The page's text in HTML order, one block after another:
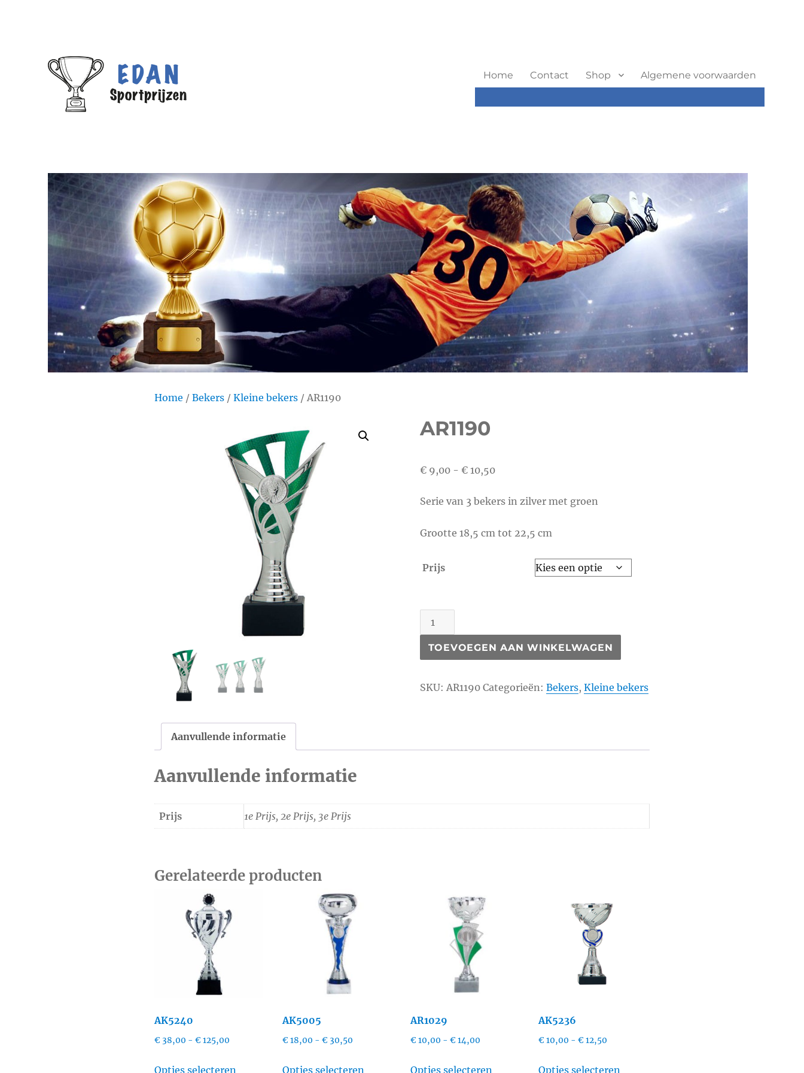
Edan Sportprijzen
Home Contact Shop Algemene voorwaarden
Home / Bekers/ Kleine bekers/ AR1190
AR1190
€9,00 - €10,50Prijsklasse:
tot
Serie van 3 bekers in zilver met groen
Grootte 18,5 cm tot 22,5 cm
Prijs
AR1190
aantal
TOEVOEGEN AAN WINKELWAGEN
SKU: AR1190 Categorieën: Bekers, Kleine bekers
Aanvullende informatie
Aanvullende informatie
Prijs 1e Prijs, 2e Prijs, 3e Prijs
Gerelateerde producten
AK5240
€ 38,00 - € 125,00Prijsklasse:
tot
Opties selecteren
AK5005
€ 18,00 - € 30,50Prijsklasse:
tot
Opties selecteren
AR1029
€ 10,00 - € 14,00
tot
Opties selecteren
AK5236
€ 10,00 - € 12,50
tot
Opties selecteren